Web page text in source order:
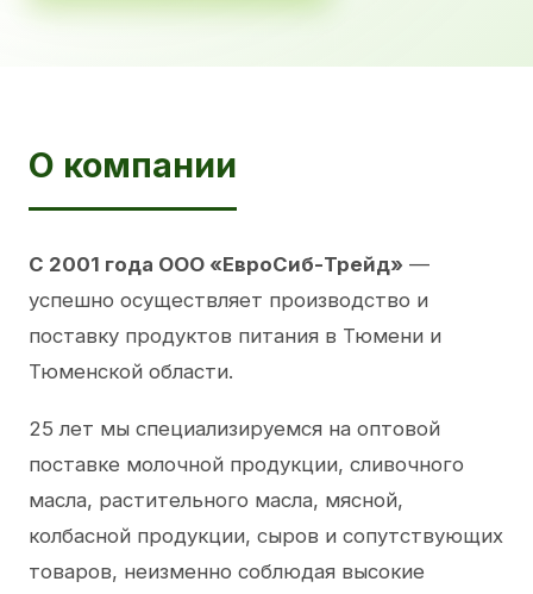
О компании
С 2001 года ООО «ЕвроСиб-Трейд» —
успешно осуществляет производство и
поставку продуктов питания в Тюмени и
Тюменской области.
25 лет мы специализируемся на оптовой
поставке молочной продукции, сливочного
масла, растительного масла, мясной,
колбасной продукции, сыров и сопутствующих
товаров, неизменно соблюдая высокие